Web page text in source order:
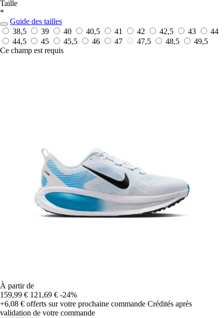
Taille
*
Guide des tailles
38,5
39 40 40,5 41 42 42,5 43
44
44,5
45 45,5 46 47 47,5 48,5
49,5
Ce champ est requis
À partir de
159,99 € 121,69 € -24%
+6,08 € offerts sur votre prochaine commande Crédités après
validation de votre commande